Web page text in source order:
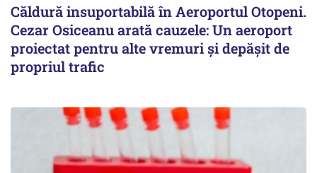
Căldură insuportabilă în Aeroportul Otopeni.
Cezar Osiceanu arată cauzele: Un aeroport
proiectat pentru alte vremuri și depășit de
propriul trafic